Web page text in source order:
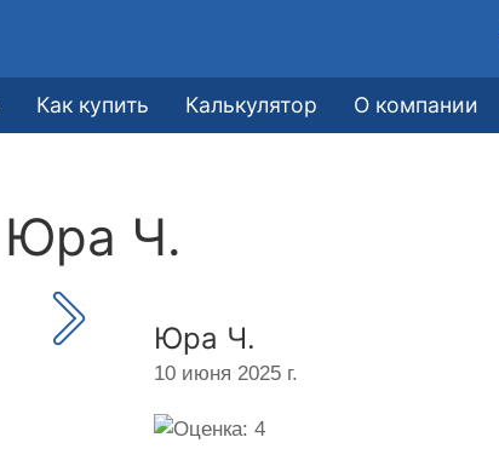
Как купить Калькулятор О компании
Юра Ч.
Юра Ч.
10 июня 2025 г.